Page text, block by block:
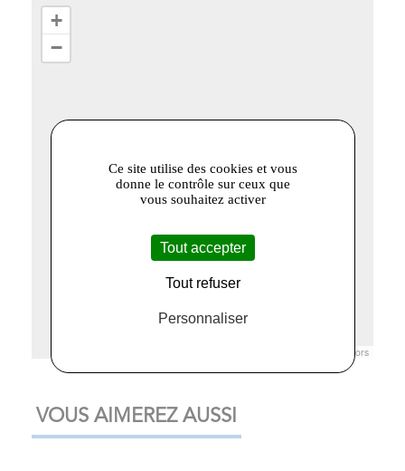
+
−
contributors
VOUS AIMEREZ AUSSI
Ce site utilise des cookies et vous
donne le contrôle sur ceux que
vous souhaitez activer
Tout accepter
Tout refuser
Personnaliser